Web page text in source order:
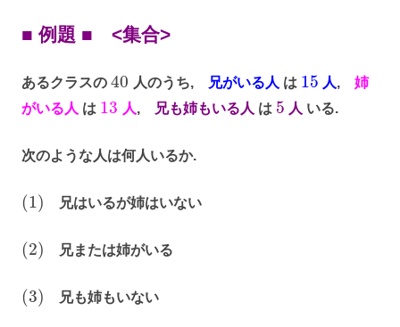
■ 例題 ■ <集合>
あるクラスの 40 人のうち, 兄がいる人 は 15 人,姉
がいる人 は 13 人, 兄も姉もいる人 は 5 人 いる.
次のような人は何人いるか.
(1) 兄はいるが姉はいない
(2) 兄または姉がいる
(3) 兄も姉もいない